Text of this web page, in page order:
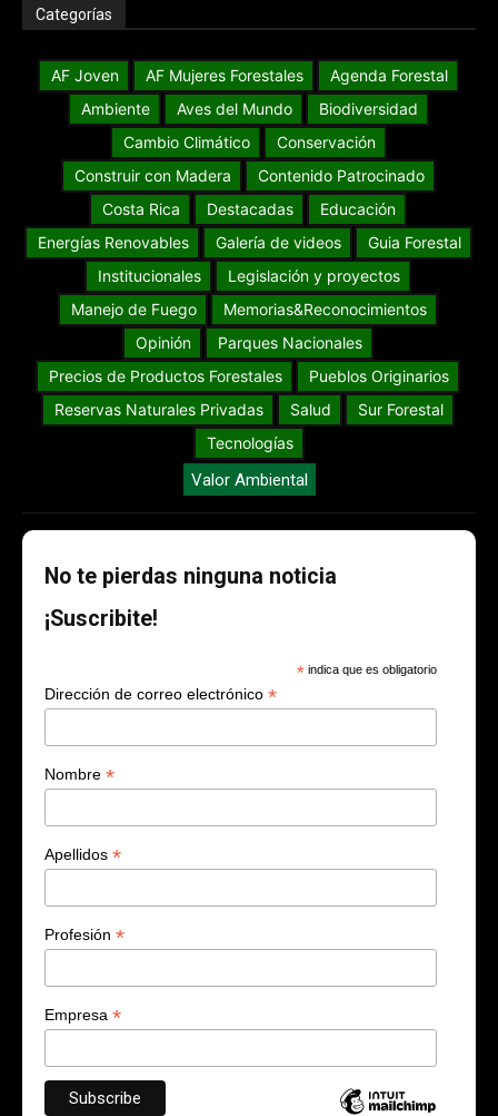
Categorías
AF Joven AF Mujeres Forestales
Agenda Forestal
Ambiente
Aves del Mundo
Biodiversidad
Cambio Climático
Conservación
Construir con Madera
Contenido Patrocinado
Costa Rica
Destacadas
Educación
Energías Renovables
Galería de videos
Guia Forestal
Institucionales
Legislación y proyectos
Manejo de Fuego
Memorias&Reconocimientos
Opinión
Parques Nacionales
Precios de Productos Forestales
Pueblos Originarios
Reservas Naturales Privadas
Salud
Sur Forestal
Tecnologías
Valor Ambiental
No te pierdas ninguna noticia
¡Suscribite!
* indica que es obligatorio
Dirección de correo electrónico *
Nombre *
Apellidos *
Profesión *
Empresa *